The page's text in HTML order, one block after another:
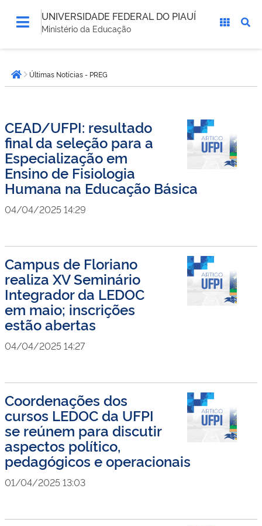
UNIVERSIDADE FEDERAL DO PIAUÍ
Ministério da Educação
está
aqui:Página inicial
Últimas Notícias - PREG
CEAD/UFPI: resultado
final da seleção para a
Especialização em
Ensino de Fisiologia
Humana na Educação Básica
04/04/2025 14:29
Campus de Floriano
realiza XV Seminário
Integrador da LEDOC
em maio; inscrições
estão abertas
04/04/2025 14:27
Coordenações dos
cursos LEDOC da UFPI
se reúnem para discutir
aspectos político,
pedagógicos e operacionais
01/04/2025 13:03